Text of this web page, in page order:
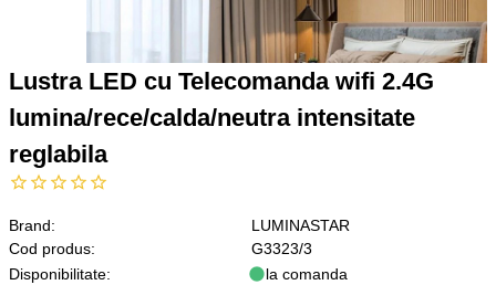
Lustra LED cu Telecomanda wifi 2.4G
lumina/rece/calda/neutra intensitate
reglabila
Brand:
LUMINASTAR
Cod produs:
G3323/3
Disponibilitate:
la comanda